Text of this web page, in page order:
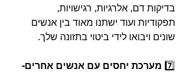
בדיקות דם, אלרגיות, רגישויות,
תפקודיות ועוד ישתנו מאוד בין אנשים
שונים ויבואו לידי ביטוי בתזונה שלך.⁣ ⁣
7️⃣ מערכת יחסים עם אנשים אחרים-